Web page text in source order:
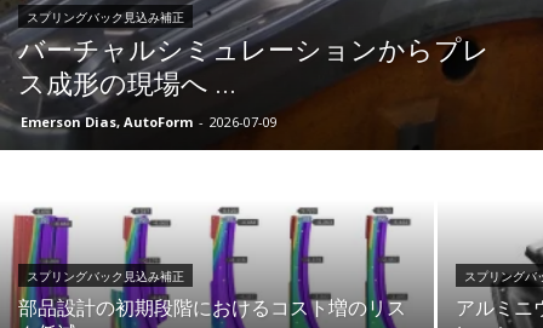
スプリングバック見込み補正
バーチャルシミュレーションからプレ
ス成形の現場へ ...
Emerson Dias, AutoForm - 2026-07-09
スプリングバック見込み補正
部品設計の初期段階におけるコスト増のリス
スプリングバ
アルミニ